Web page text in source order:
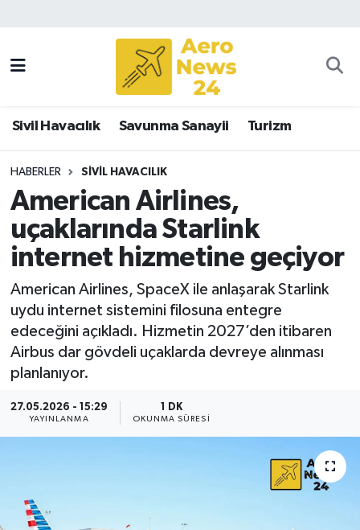
Sivil Havacılık Savunma Sanayii Turizm
HABERLER SIVIL HAVACILIK
American Airlines,
uçaklarında Starlink
internet hizmetine geçiyor
American Airlines, SpaceX ile anlaşarak Starlink
uydu internet sistemini filosuna entegre
edeceğini açıkladı. Hizmetin 2027’den itibaren
Airbus dar gövdeli uçaklarda devreye alınması
planlanıyor.
27.05.2026 - 15:29
YAYINLANMA
1 DK
OKUNMA SÜRESI